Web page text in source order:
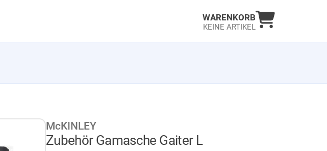
WARENKORB
KEINE ARTIKEL
Warenkorb
McKINLEY
Zubehör Gamasche Gaiter L